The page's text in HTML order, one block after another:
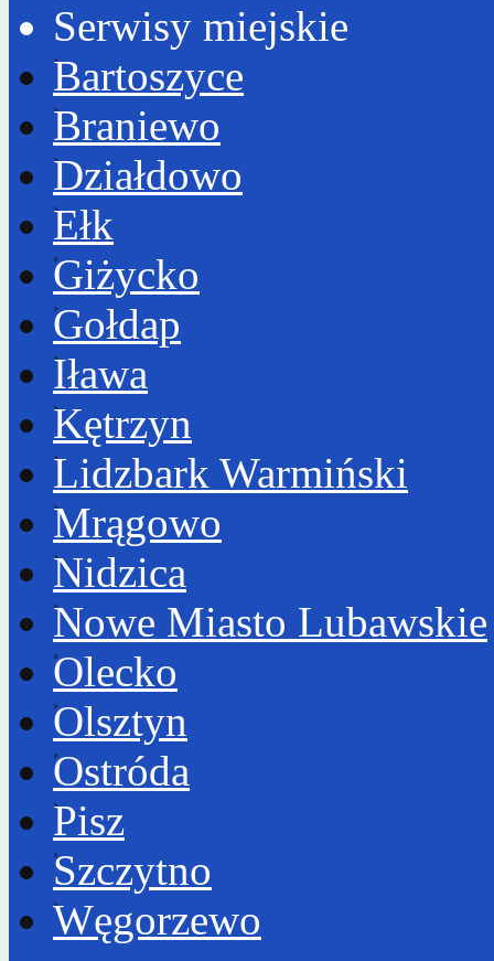
Serwisy miejskie
Bartoszyce
Braniewo
Działdowo
Ełk
Giżycko
Gołdap
Iława
Kętrzyn
Lidzbark Warmiński
Mrągowo
Nidzica
Nowe Miasto Lubawskie
Olecko
Olsztyn
Ostróda
Pisz
Szczytno
Węgorzewo